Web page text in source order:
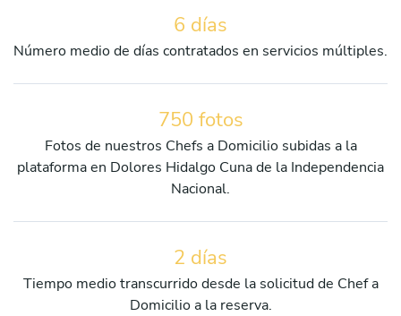
6 días
Número medio de días contratados en servicios múltiples.
750 fotos
Fotos de nuestros Chefs a Domicilio subidas a la
plataforma en Dolores Hidalgo Cuna de la Independencia
Nacional.
2 días
Tiempo medio transcurrido desde la solicitud de Chef a
Domicilio a la reserva.